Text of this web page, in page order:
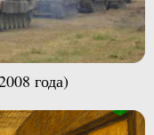
года)